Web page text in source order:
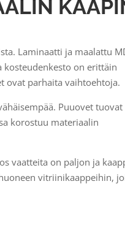
Laminaatti ja maalattu
kosteudenkesto on erittäin
ovat parhaita vaihtoehtoja.
Puuovet tuovat
korostuu materiaalin
vaatteita on paljon ja
vitriinikaappeihin,